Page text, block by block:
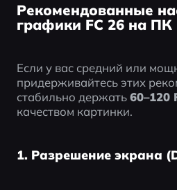
Рекомендованные
графики FC 26 на ПК
Если у вас средний или
придерживайтесь этих
стабильно держать 60–120
качеством картинки.
1. Разрешение экрана